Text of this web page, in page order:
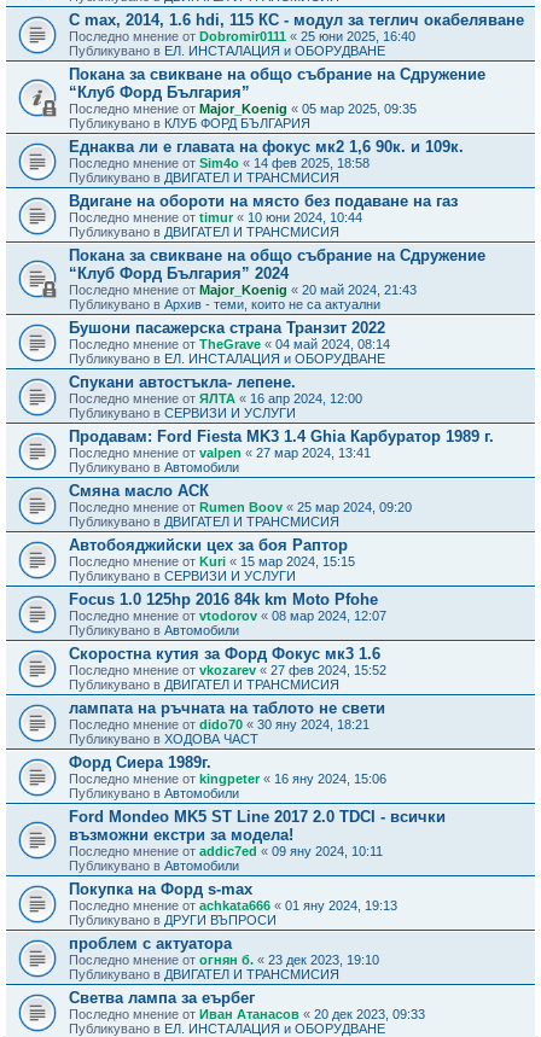
C max, 2014, 1.6 hdi, 115 КС - модул за теглич окабеляване
Последно мнение от Dobromir0111 « 25 юни 2025, 16:40
Публикувано в ЕЛ. ИНСТАЛАЦИЯ и ОБОРУДВАНЕ
Покана за свикване на общо събрание на Сдружение
“Клуб Форд България”
Последно мнение от Major_Koenig « 05 мар 2025, 09:35
Публикувано в КЛУБ ФОРД БЪЛГАРИЯ
Еднаква ли е главата на фокус мк2 1,6 90к. и 109к.
Последно мнение от Sim4o « 14 фев 2025, 18:58
Публикувано в ДВИГАТЕЛ И ТРАНСМИСИЯ
Вдигане на обороти на място без подаване на газ
Последно мнение от timur« 10 юни 2024, 10:44
Публикувано в ДВИГАТЕЛ И ТРАНСМИСИЯ
Покана за свикване на общо събрание на Сдружение
“Клуб Форд България” 2024
Последно мнение от Major_Koenig « 20 май 2024, 21:43
Публикувано в Архив - теми, които не са актуални
Бушони пасажерска страна Транзит 2022
Последно мнение от TheGrave « 04 май 2024, 08:14
Публикувано в ЕЛ. ИНСТАЛАЦИЯ и ОБОРУДВАНЕ
Спукани автостъкла- лепене.
Последно мнение от ЯЛТА « 16 апр 2024, 12:00
Публикувано в СЕРВИЗИ И УСЛУГИ
Продавам: Ford Fiesta MK3 1.4 Ghia Карбуратор 1989 г.
Последно мнение от valpen « 27 мар 2024, 13:41
Публикувано в Автомобили
Смяна масло АСК
Последно мнение от Rumen Boov « 25 мар 2024, 09:20
Публикувано в ДВИГАТЕЛ И ТРАНСМИСИЯ
Автобояджийски цех за боя Раптор
Последно мнение от Kuri « 15 мар 2024, 15:15
Публикувано в СЕРВИЗИ И УСЛУГИ
Focus 1.0 125hp 2016 84k km Moto Pfohe
Последно мнение от vtodorov « 08 мар 2024, 12:07
Публикувано в Автомобили
Скоростна кутия за Форд Фокус мк3 1.6
Последно мнение от vkozarev « 27 фев 2024, 15:52
Публикувано в ДВИГАТЕЛ И ТРАНСМИСИЯ
лампата на ръчната на таблото не свети
Последно мнение от dido70 « 30 яну 2024, 18:21
Публикувано в ХОДОВА ЧАСТ
Форд Сиера 1989г.
Последно мнение от kingpeter« 16 яну 2024, 15:06
Публикувано в Автомобили
Ford Mondeo MK5 ST Line 2017 2.0 TDCI - всички
възможни екстри за модела!
Последно мнение от addic7ed « 09 яну 2024, 10:11
Публикувано в Автомобили
Покупка на Форд s-max
Последно мнение от achkata666 « 01 яну 2024, 19:13
Публикувано в ДРУГИ ВЪПРОСИ
проблем с актуатора
Последно мнение от огнян б. « 23 дек 2023, 19:10
Публикувано в ДВИГАТЕЛ И ТРАНСМИСИЯ
Светва лампа за еърбег
Последно мнение от Иван Атанасов « 20 дек 2023, 09:33
Публикувано в ЕЛ. ИНСТАЛАЦИЯ и ОБОРУДВАНЕ